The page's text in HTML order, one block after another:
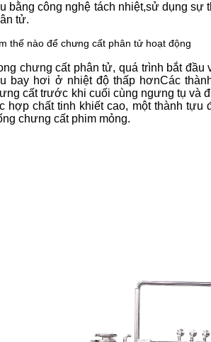
bằng công nghệ tách nhiệt,sử dụng sự
tử.
thế nào để chưng cất phân tử hoạt động
chưng cất phân tử, quá trình bắt
bay hơi ở nhiệt độ thấp hơnCác
cất trước khi cuối cùng ngưng tụ và
hợp chất tinh khiết cao, một thành
chưng cất phim mỏng.